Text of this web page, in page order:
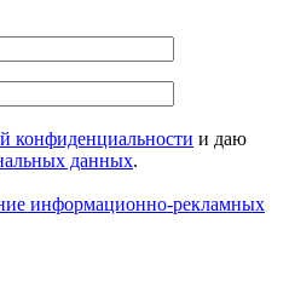
конфиденциальности и даю
данных.
информационно-рекламных